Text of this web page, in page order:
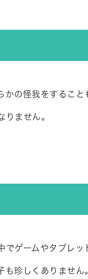
かの怪我をするこ
りません。
でゲームやタブレ
も珍しくありませ